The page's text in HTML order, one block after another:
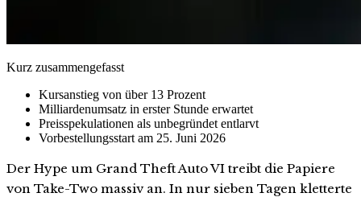
Kurz zusammengefasst
Kursanstieg von über 13 Prozent
Milliardenumsatz in erster Stunde erwartet
Preisspekulationen als unbegründet entlarvt
Vorbestellungsstart am 25. Juni 2026
Der Hype um Grand Theft Auto VI treibt die Papiere
von Take-Two massiv an. In nur sieben Tagen kletterte